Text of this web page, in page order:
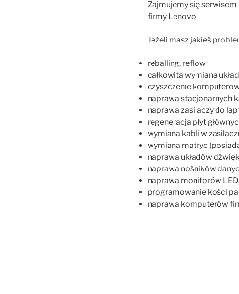
Zajmujemy się
firmy Lenovo
Jeżeli masz jakieś
reballing, reflow
całkowita wymiana
czyszczenie
naprawa stacjonarnych
naprawa zasilaczy do
regeneracja płyt
wymiana kabli w
wymiana matryc
naprawa układów
naprawa nośników
naprawa monitorów
programowanie kości
naprawa komputerów